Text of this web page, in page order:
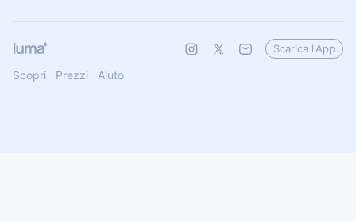
Scopri Prezzi Aiuto
Scarica l'App